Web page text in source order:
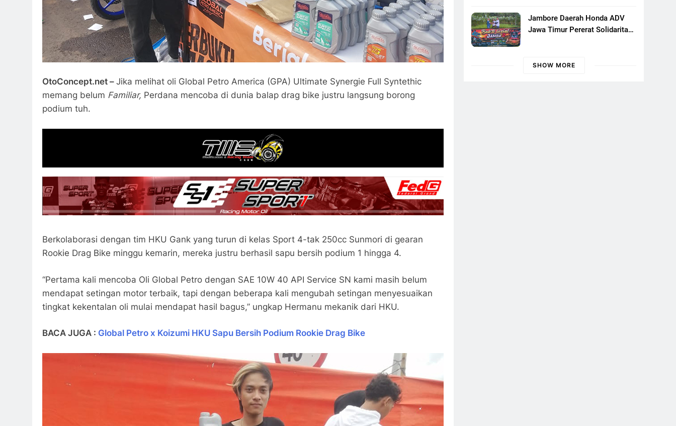
OtoConcept.net – Jika melihat oli Global Petro America (GPA) Ultimate Synergie Full Syntethic
memang belum Familiar, Perdana mencoba di dunia balap drag bike justru langsung borong
podium tuh.
Berkolaborasi dengan tim HKU Gank yang turun di kelas Sport 4-tak 250cc Sunmori di gearan
Rookie Drag Bike minggu kemarin, mereka justru berhasil sapu bersih podium 1 hingga 4.
“Pertama kali mencoba Oli Global Petro dengan SAE 10W 40 API Service SN kami masih belum
mendapat setingan motor terbaik, tapi dengan beberapa kali mengubah setingan menyesuaikan
tingkat kekentalan oli mulai mendapat hasil bagus,” ungkap Hermanu mekanik dari HKU.
BACA JUGA : Global Petro x Koizumi HKU Sapu Bersih Podium Rookie Drag Bike
Putaran Ke 3
Jambore Daerah Honda ADV
Jawa Timur Pererat Solidaritas
Banyuwangi
SHOW MORE